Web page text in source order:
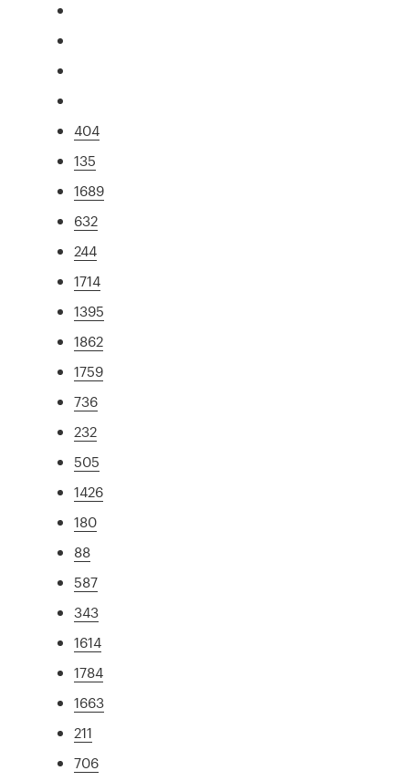
404
135
1689
632
244
1714
1395
1862
1759
736
232
505
1426
180
88
587
343
1614
1784
1663
211
706